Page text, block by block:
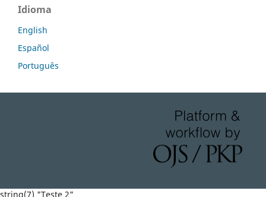
Idioma
English
Español
Português
string(7) "Teste 2"